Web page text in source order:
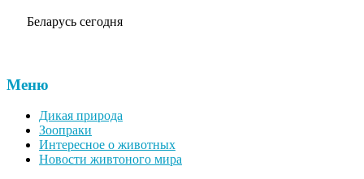
Беларусь сегодня
Меню
Дикая природа
Зоопраки
Интересное о животных
Новости живтоного мира